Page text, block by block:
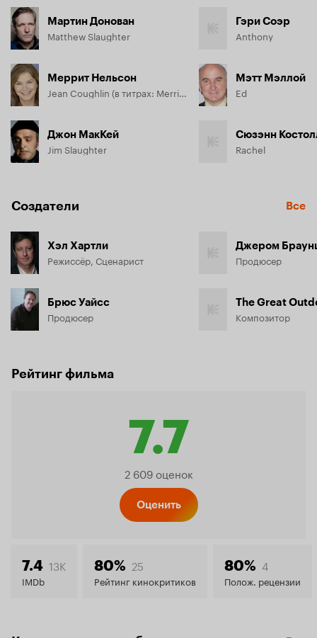
Мартин Донован
Matthew Slaughter
Меррит Нельсон
Джон МакКей
Jim Slaughter
Гэри Соэр
Anthony
Мэтт Мэллой
Ed
Сюзэнн
Rachel
Создатели Все
Хэл Хартли
Режиссёр, Сценарист
Брюс Уайсс
Продюсер
Джером
Продюсер
The Great
Композитор
Рейтинг фильма
7.7
Рейтинг
7.7
2 609 оценок
Оценить
7.4 13K
IMDb
80% 25
Рейтинг кинокритиков
80% 4
Полож. рецензии